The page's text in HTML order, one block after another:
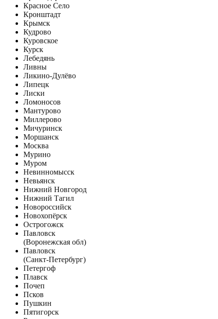
Красное Село
Кронштадт
Крымск
Кудрово
Куровское
Курск
Лебедянь
Ливны
Ликино-Дулёво
Липецк
Лиски
Ломоносов
Мантурово
Миллерово
Мичуринск
Моршанск
Москва
Мурино
Муром
Невинномысск
Невьянск
Нижний Новгород
Нижний Тагил
Новороссийск
Новохопёрск
Острогожск
Павловск
(Воронежская обл)
Павловск
(Санкт-Петербург)
Петергоф
Плавск
Почеп
Псков
Пушкин
Пятигорск